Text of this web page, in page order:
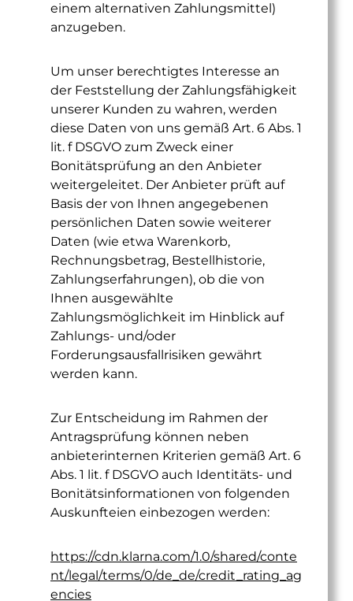
einem alternativen Zahlungsmittel)
anzugeben.
Um unser berechtigtes Interesse an
der Feststellung der Zahlungsfähigkeit
unserer Kunden zu wahren, werden
diese Daten von uns gemäß Art. 6 Abs. 1
lit. f DSGVO zum Zweck einer
Bonitätsprüfung an den Anbieter
weitergeleitet. Der Anbieter prüft auf
Basis der von Ihnen angegebenen
persönlichen Daten sowie weiterer
Daten (wie etwa Warenkorb,
Rechnungsbetrag, Bestellhistorie,
Zahlungserfahrungen), ob die von
Ihnen ausgewählte
Zahlungsmöglichkeit im Hinblick auf
Zahlungs- und/oder
Forderungsausfallrisiken gewährt
werden kann.
Zur Entscheidung im Rahmen der
Antragsprüfung können neben
anbieterinternen Kriterien gemäß Art. 6
Abs. 1 lit. f DSGVO auch Identitäts- und
Bonitätsinformationen von folgenden
Auskunfteien einbezogen werden:
https://cdn.klarna.com/1.0/shared/conte
nt/legal/terms/0/de_de/credit_rating_ag
encies